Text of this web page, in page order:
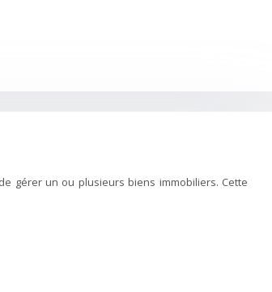
gérer un ou plusieurs biens immobiliers. Cette